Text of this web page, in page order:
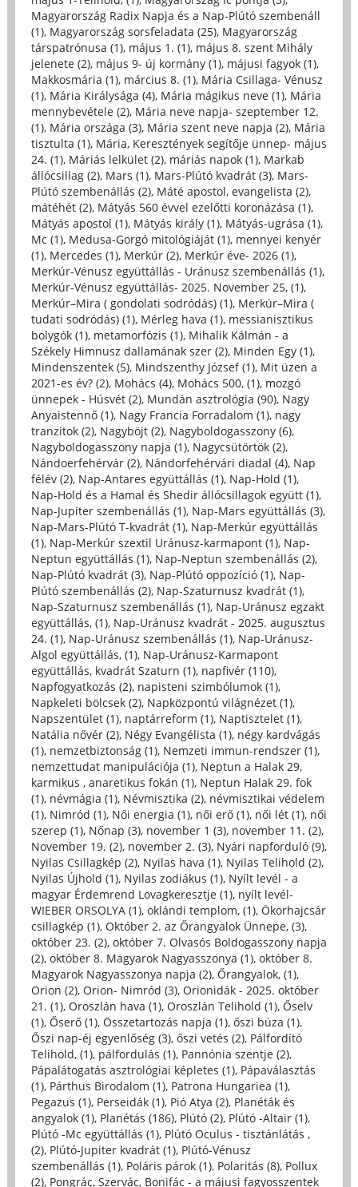
Magyarország Radix Napja és a Nap-Plútó szembenáll
(1), Magyarország sorsfeladata (25), Magyarország
társpatrónusa (1), május 1. (1), május 8. szent Mihály
jelenete (2), május 9- új kormány (1), májusi fagyok (1),
Makkosmária (1), március 8. (1), Mária Csillaga- Vénusz
(1), Mária Királysága (4), Mária mágikus neve (1), Mária
mennybevétele (2), Mária neve napja- szeptember 12.
(1), Mária országa (3), Mária szent neve napja (2), Mária
tisztulta (1), Mária, Keresztények segítője ünnep- május
24. (1), Máriás lelkület (2), máriás napok (1), Markab
állócsillag (2), Mars (1), Mars-Plútó kvadrát (3), Mars-
Plútó szembenállás (2), Máté apostol, evangelista (2),
mátéhét (2), Mátyás 560 évvel ezelőtti koronázása (1),
Mátyás apostol (1), Mátyás király (1), Mátyás-ugrása (1),
Mc (1), Medusa-Gorgó mitológiáját (1), mennyei kenyér
(1), Mercedes (1), Merkúr (2), Merkúr éve- 2026 (1),
Merkúr-Vénusz együttállás - Uránusz szembenállás (1),
Merkúr-Vénusz együttállás- 2025. November 25, (1),
Merkúr–Mira ( gondolati sodródás) (1), Merkúr–Mira (
tudati sodródás) (1), Mérleg hava (1), messianisztikus
bolygók (1), metamorfózis (1), Mihalik Kálmán - a
Székely Himnusz dallamának szer (2), Minden Egy (1),
Mindenszentek (5), Mindszenthy József (1), Mit üzen a
2021-es év? (2), Mohács (4), Mohács 500, (1), mozgó
ünnepek - Húsvét (2), Mundán asztrológia (90), Nagy
Anyaistennő (1), Nagy Francia Forradalom (1), nagy
tranzitok (2), Nagyböjt (2), Nagyboldogasszony (6),
Nagyboldogasszony napja (1), Nagycsütörtök (2),
Nándoerfehérvár (2), Nándorfehérvári diadal (4), Nap
félév (2), Nap-Antares együttállás (1), Nap-Hold (1),
Nap-Hold és a Hamal és Shedir állócsillagok együtt (1),
Nap-Jupiter szembenállás (1), Nap-Mars együttállás (3),
Nap-Mars-Plútó T-kvadrát (1), Nap-Merkúr együttállás
(1), Nap-Merkúr szextil Uránusz-karmapont (1), Nap-
Neptun együttállás (1), Nap-Neptun szembenállás (2),
Nap-Plútó kvadrát (3), Nap-Plútó oppozíció (1), Nap-
Plútó szembenállás (2), Nap-Szaturnusz kvadrát (1),
Nap-Szaturnusz szembenállás (1), Nap-Uránusz egzakt
együttállás, (1), Nap-Uránusz kvadrát - 2025. augusztus
24. (1), Nap-Uránusz szembenállás (1), Nap-Uránusz-
Algol együttállás, (1), Nap-Uránusz-Karmapont
együttállás, kvadrát Szaturn (1), napfivér (110),
Napfogyatkozás (2), napisteni szimbólumok (1),
Napkeleti bölcsek (2), Napközpontú világnézet (1),
Napszentület (1), naptárreform (1), Naptisztelet (1),
Natália nővér (2), Négy Evangélista (1), négy kardvágás
(1), nemzetbiztonság (1), Nemzeti immun-rendszer (1),
nemzettudat manipulációja (1), Neptun a Halak 29,
karmikus , anaretikus fokán (1), Neptun Halak 29. fok
(1), névmágia (1), Névmisztika (2), névmisztikai védelem
(1), Nimród (1), Női energia (1), női erő (1), női lét (1), női
szerep (1), Nőnap (3), november 1 (3), november 11. (2),
November 19. (2), november 2. (3), Nyári napforduló (9),
Nyilas Csillagkép (2), Nyilas hava (1), Nyilas Telihold (2),
Nyilas Újhold (1), Nyilas zodiákus (1), Nyílt levél - a
magyar Érdemrend Lovagkeresztje (1), nyílt levél-
WIEBER ORSOLYA (1), oklándi templom, (1), Ökörhajcsár
csillagkép (1), Október 2. az Őrangyalok Ünnepe, (3),
október 23. (2), október 7. Olvasós Boldogasszony napja
(2), október 8. Magyarok Nagyasszonya (1), október 8.
Magyarok Nagyasszonya napja (2), Őrangyalok, (1),
Orion (2), Orion- Nimród (3), Orionidák - 2025. október
21. (1), Oroszlán hava (1), Oroszlán Telihold (1), Őselv
(1), Őserő (1), Összetartozás napja (1), őszi búza (1),
Őszi nap-éj egyenlőség (3), őszi vetés (2), Pálfordító
Telihold, (1), pálfordulás (1), Pannónia szentje (2),
Pápalátogatás asztrológiai képletes (1), Pápaválasztás
(1), Párthus Birodalom (1), Patrona Hungariea (1),
Pegazus (1), Perseidák (1), Pió Atya (2), Planéták és
angyalok (1), Planétás (186), Plútó (2), Plútó -Altair (1),
Plútó -Mc együttállás (1), Plútó Oculus - tisztánlátás ,
(2), Plútó-Jupiter kvadrát (1), Plútó-Vénusz
szembenállás (1), Poláris párok (1), Polaritás (8), Pollux
(2), Pongrác, Szervác, Bonifác - a májusi fagyosszentek